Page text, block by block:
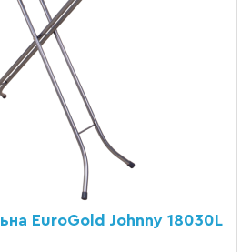
EuroGold Johnny 18030L